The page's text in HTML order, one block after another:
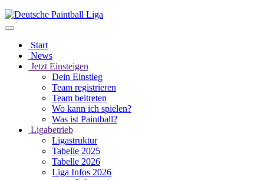
Start
News
Jetzt Einsteigen
Dein Einstieg
Team registrieren
Team beitreten
Wo kann ich spielen?
Was ist Paintball?
Ligabetrieb
Ligastruktur
Tabelle 2025
Tabelle 2026
Liga Infos 2026